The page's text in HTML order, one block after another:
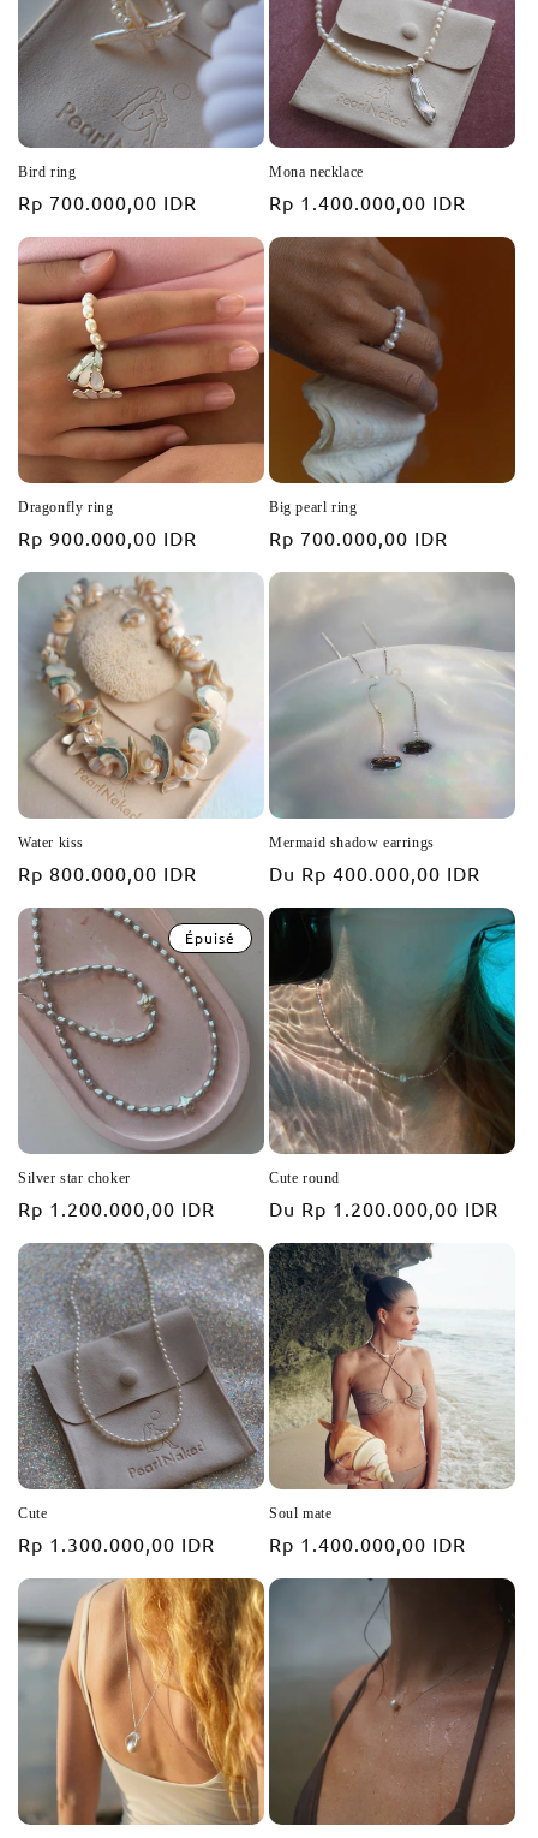
Bird ring
Prix
habituel
Rp 700.000,00 IDR
Mona necklace
Prix
habituel
Rp 1.400.000,00 IDR
Dragonfly ring
Prix
habituel
Rp 900.000,00 IDR
Big pearl ring
Prix
habituel
Rp 700.000,00 IDR
Water kiss
Prix
habituel
Rp 800.000,00 IDR
Mermaid shadow earrings
Prix
habituel
Du Rp 400.000,00 IDR
Épuisé
Silver star choker
Prix
habituel
Rp 1.200.000,00 IDR
Cute round
Prix
habituel
Du Rp 1.200.000,00 IDR
Cute
Prix
habituel
Rp 1.300.000,00 IDR
Soul mate
Prix
habituel
Rp 1.400.000,00 IDR